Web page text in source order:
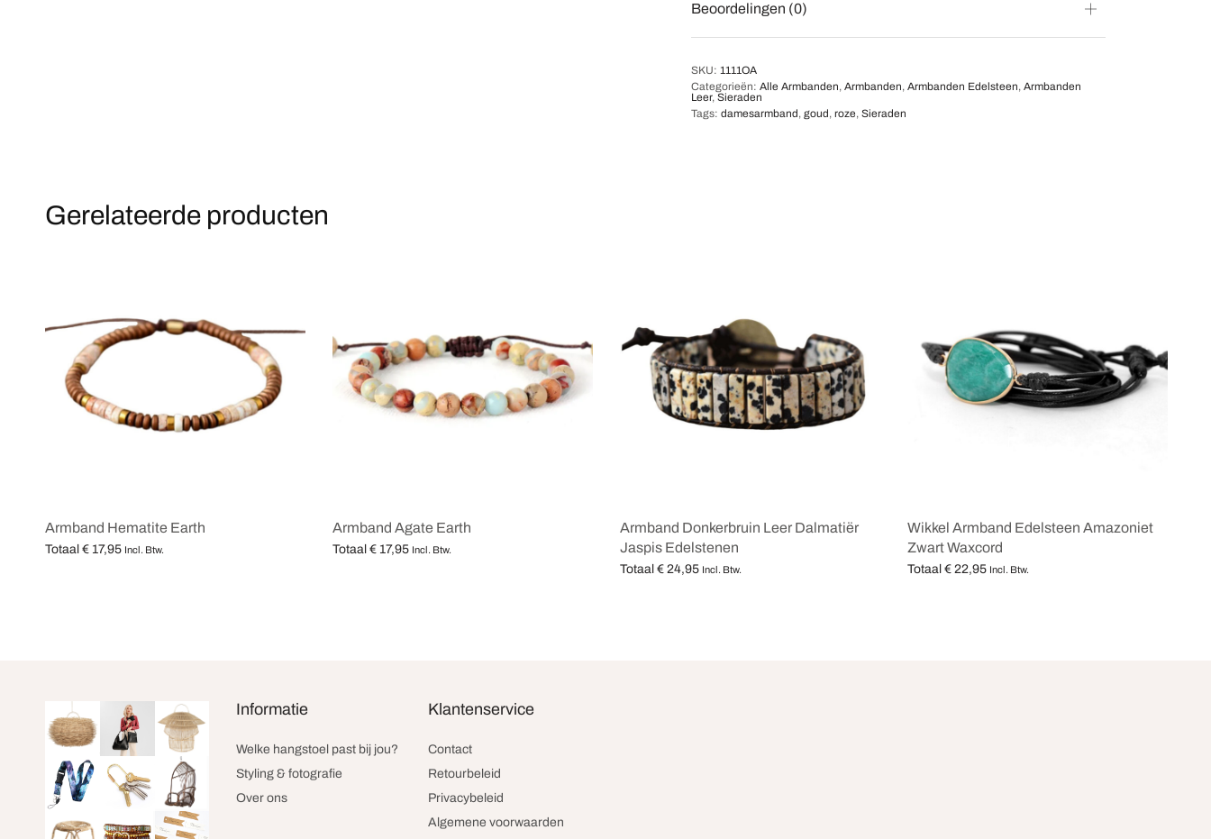
Beoordelingen (0)
SKU: 1111OA
Categorieën: Alle Armbanden, Armbanden, Armbanden Edelsteen, Armbanden
Leer, Sieraden
Tags: damesarmband, goud, roze, Sieraden
Gerelateerde producten
Armband Hematite Earth
Totaal € 17,95 Incl. Btw.
Armband Agate Earth
Totaal € 17,95 Incl. Btw.
Armband Donkerbruin Leer Dalmatiër
Jaspis Edelstenen
Totaal € 24,95 Incl. Btw.
Wikkel Armband Edelsteen Amazoniet
Zwart Waxcord
Totaal € 22,95 Incl. Btw.
Informatie
Welke hangstoel past bij jou?
Styling & fotografie
Over ons
Klantenservice
Contact
Retourbeleid
Privacybeleid
Algemene voorwaarden